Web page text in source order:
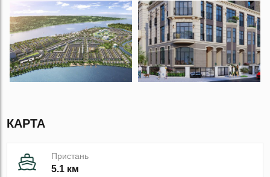
КАРТА
Пристань
5.1 км